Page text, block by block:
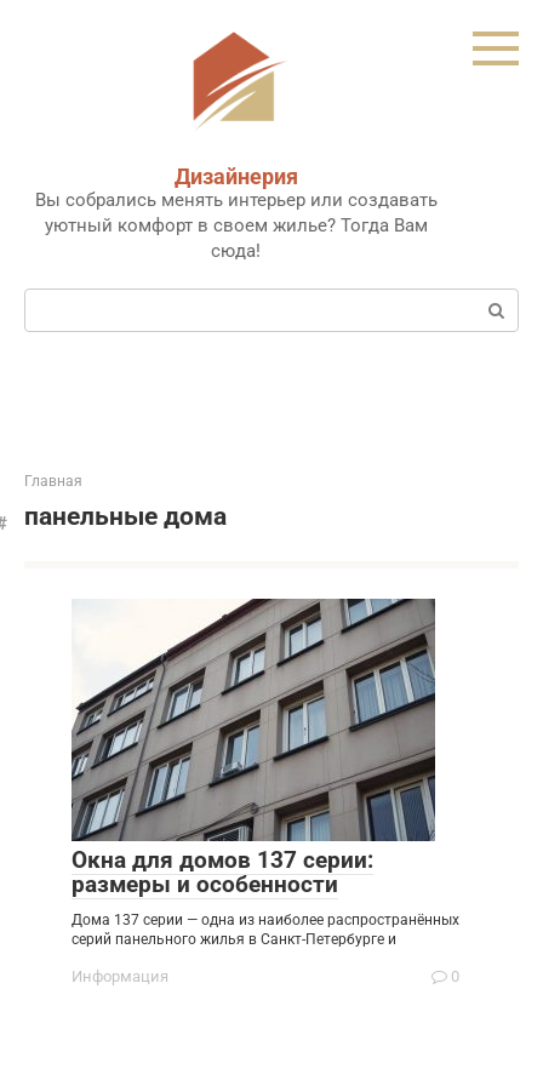
Дизайнерия
Вы собрались менять интерьер или создавать
уютный комфорт в своем жилье? Тогда Вам
сюда!
Поиск:
Главная
панельные дома
Окна для домов 137 серии:
размеры и особенности
Дома 137 серии — одна из наиболее распространённых
серий панельного жилья в Санкт-Петербурге и
Информация 0